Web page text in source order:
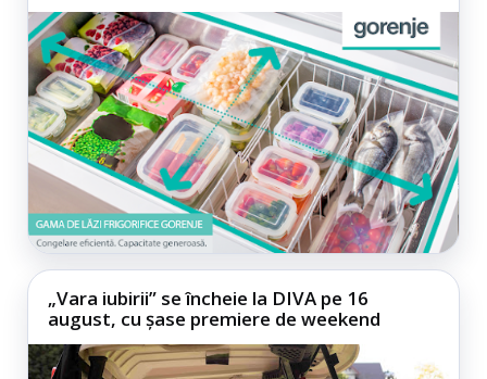
„Vara iubirii” se încheie la DIVA pe 16
august, cu șase premiere de weekend